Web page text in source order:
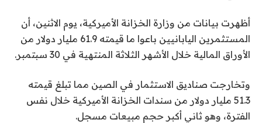
أظهرت بيانات من وزارة الخزانة الأميركية، يوم الاثنين، أن
المستثمرين اليابانيين باعوا ما قيمته 61.9 مليار دولار من
الأوراق المالية خلال الأشهر الثلاثة المنتهية في 30 سبتمبر.
وتخارجت صناديق الاستثمار في الصين مما تبلغ قيمته
51.3 مليار دولار من سندات الخزانة الأميركية خلال نفس
الفترة، وهو ثاني أكبر حجم مبيعات مسجل.